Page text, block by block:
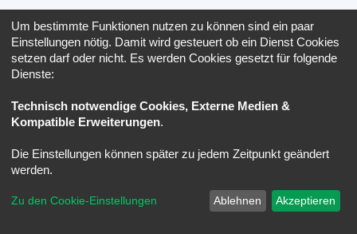
Um bestimmte Funktionen nutzen zu können sind ein paar
Einstellungen nötig. Damit wird gesteuert ob ein Dienst Cookies
setzen darf oder nicht. Es werden Cookies gesetzt für folgende
Dienste:
Technisch notwendige Cookies, Externe Medien &
Kompatible Erweiterungen.
Die Einstellungen können später zu jedem Zeitpunkt geändert
werden.
Zu den Cookie-Einstellungen Ablehnen Akzeptieren